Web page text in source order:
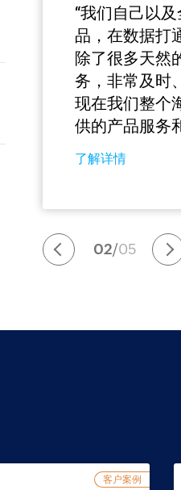
“我们自己以
品，在数据打
除了很多天然
务，非常及时
现在我们整个
供的产品服务
了解详情
02/05
客户案例